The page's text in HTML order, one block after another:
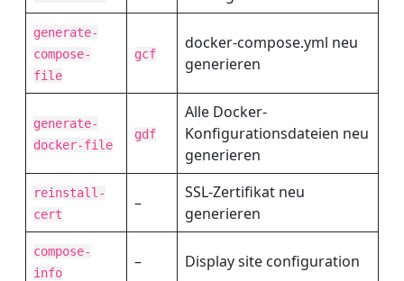
generate-
compose-
file
gcf
docker-compose.yml neu
generieren
generate-
docker-file
gdf
Alle Docker-
Konfigurationsdateien neu
generieren
reinstall-
cert
–
SSL-Zertifikat neu
generieren
compose-
info
– Display site configuration